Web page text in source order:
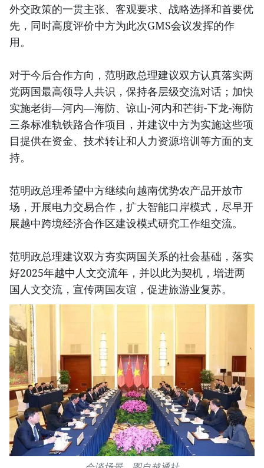
外交政策的一贯主张、客观要求、战略选择和首要优
先，同时高度评价中方为此次GMS会议发挥的作
用。
对于今后合作方向，范明政总理建议双方认真落实两
党两国最高领导人共识，保持各层级交流对话；加快
实施老街—河内—海防、谅山-河内和芒街-下龙-海防
三条标准轨铁路合作项目，并建议中方为实施这些项
目提供在资金、技术转让和人力资源培训等方面的支
持。
范明政总理希望中方继续向越南优势农产品开放市
场，开展电力交易合作，扩大智能口岸模式，尽早开
展越中跨境经济合作区建设模式研究工作组交流。
范明政总理建议双方夯实两国关系的社会基础，落实
好2025年越中人文交流年，并以此为契机，增进两
国人文交流，宣传两国友谊，促进旅游业复苏。